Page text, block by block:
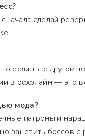
сделай
если ты с другом,
в оффлайн — это
мода?
патроны и
зацепить боссов с